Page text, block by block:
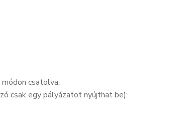
csatolva;
csak egy pályázatot nyújthat be);